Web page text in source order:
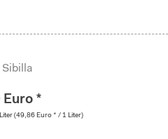
Sibilla
Euro *
(49,86 Euro * / 1 Liter)